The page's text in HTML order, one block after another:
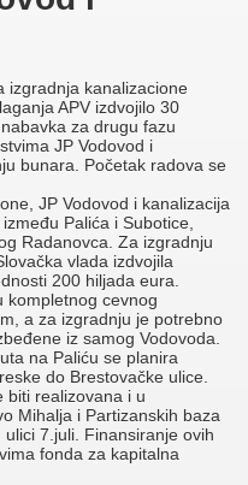
izgradnja kanalizacione
APV izdvojilo 30
za drugu fazu
JP Vodovod i
bunara. Početak radova se
JP Vodovod i kanalizacija
Palića i Subotice,
Radanovca. Za izgradnju
vlada izdvojila
200 hiljada eura.
kompletnog cevnog
a za izgradnju je potrebno
iz samog Vodovoda.
na Paliću se planira
do Brestovačke ulice.
biti realizovana i u
Mihalja i Partizanskih baza
7.juli. Finansiranje ovih
fonda za kapitalna